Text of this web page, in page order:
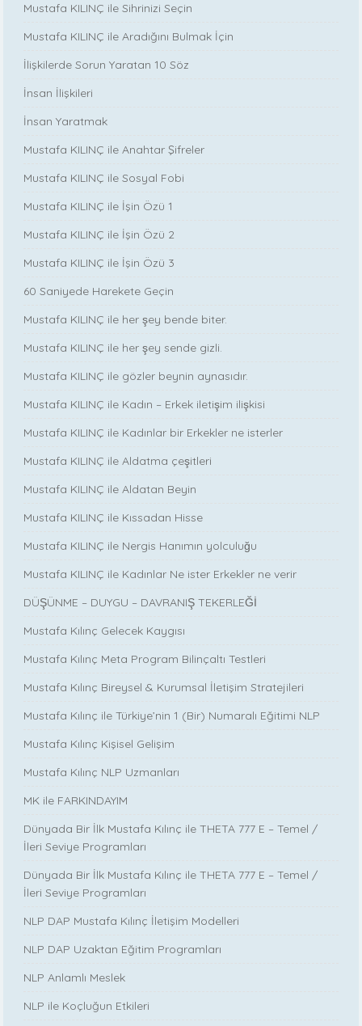
Mustafa KILINÇ ile Sihrinizi Seçin
Mustafa KILINÇ ile Aradığını Bulmak İçin
İlişkilerde Sorun Yaratan 10 Söz
İnsan İlişkileri
İnsan Yaratmak
Mustafa KILINÇ ile Anahtar Şifreler
Mustafa KILINÇ ile Sosyal Fobi
Mustafa KILINÇ ile İşin Özü 1
Mustafa KILINÇ ile İşin Özü 2
Mustafa KILINÇ ile İşin Özü 3
60 Saniyede Harekete Geçin
Mustafa KILINÇ ile her şey bende biter.
Mustafa KILINÇ ile her şey sende gizli.
Mustafa KILINÇ ile gözler beynin aynasıdır.
Mustafa KILINÇ ile Kadın – Erkek iletişim ilişkisi
Mustafa KILINÇ ile Kadınlar bir Erkekler ne isterler
Mustafa KILINÇ ile Aldatma çeşitleri
Mustafa KILINÇ ile Aldatan Beyin
Mustafa KILINÇ ile Kıssadan Hisse
Mustafa KILINÇ ile Nergis Hanımın yolculuğu
Mustafa KILINÇ ile Kadınlar Ne ister Erkekler ne verir
DÜŞÜNME – DUYGU – DAVRANIŞ TEKERLEĞİ
Mustafa Kılınç Gelecek Kaygısı
Mustafa Kılınç Meta Program Bilinçaltı Testleri
Mustafa Kılınç Bireysel & Kurumsal İletişim Stratejileri
Mustafa Kılınç ile Türkiye’nin 1 (Bir) Numaralı Eğitimi NLP
Mustafa Kılınç Kişisel Gelişim
Mustafa Kılınç NLP Uzmanları
MK ile FARKINDAYIM
Dünyada Bir İlk Mustafa Kılınç ile THETA 777 E – Temel /
İleri Seviye Programları
Dünyada Bir İlk Mustafa Kılınç ile THETA 777 E – Temel /
İleri Seviye Programları
NLP DAP Mustafa Kılınç İletişim Modelleri
NLP DAP Uzaktan Eğitim Programları
NLP Anlamlı Meslek
NLP ile Koçluğun Etkileri